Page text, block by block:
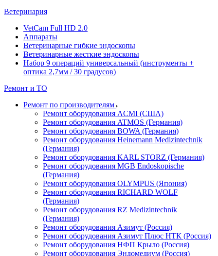
Ветеринария
VetCam Full HD 2.0
Аппараты
Ветеринарные гибкие эндоскопы
Ветеринарные жесткие эндоскопы
Набор 9 операций универсальный (инструменты +
оптика 2,7мм / 30 градусов)
Ремонт и ТО
Ремонт по производителям
Ремонт оборудования ACMI (США)
Ремонт оборудования ATMOS (Германия)
Ремонт оборудования BOWA (Германия)
Ремонт оборудования Heinemann Medizintechnik
(Германия)
Ремонт оборудования KARL STORZ (Германия)
Ремонт оборудования MGB Endoskopische
(Германия)
Ремонт оборудования OLYMPUS (Япония)
Ремонт оборудования RICHARD WOLF
(Германия)
Ремонт оборудования RZ Medizintechnik
(Германия)
Ремонт оборудования Азимут (Россия)
Ремонт оборудования Азимут Плюс НТК (Россия)
Ремонт оборудования НФП Крыло (Россия)
Ремонт оборудования Эндомедиум (Россия)